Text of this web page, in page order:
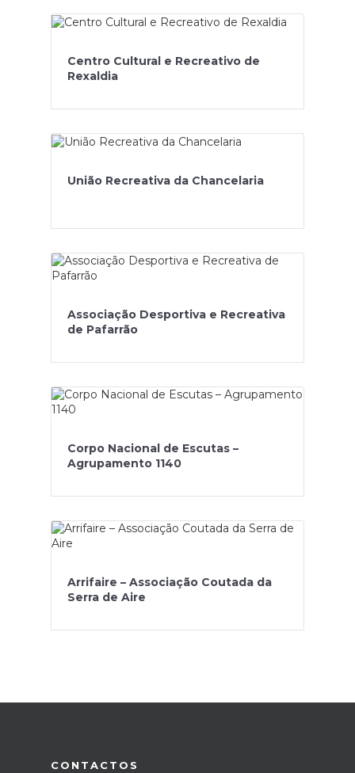
Centro Cultural e Recreativo de
Rexaldia
União Recreativa da Chancelaria
Associação Desportiva e Recreativa
de Pafarrão
Corpo Nacional de Escutas –
Agrupamento 1140
Arrifaire – Associação Coutada da
Serra de Aire
CONTACTOS